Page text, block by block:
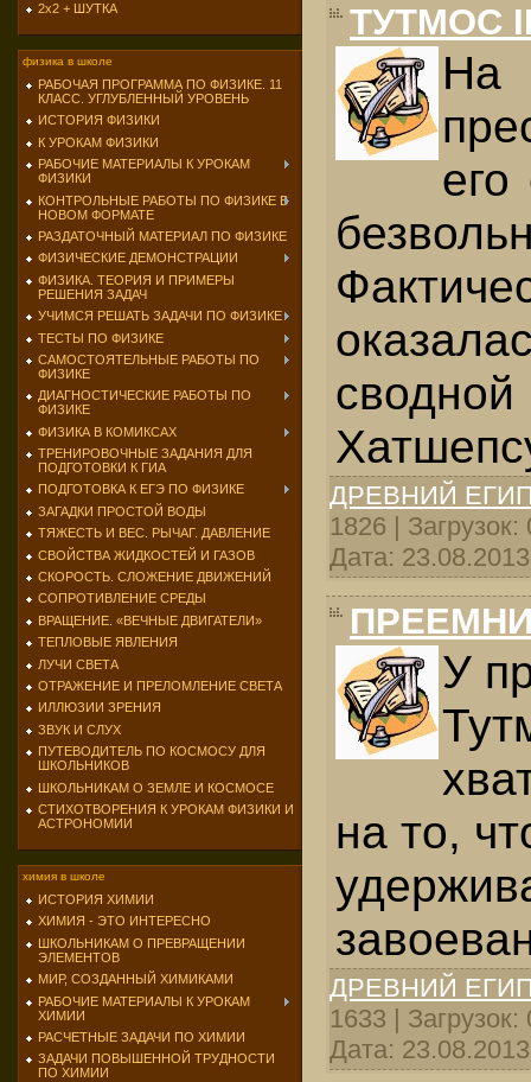
2х2 + ШУТКА
физика в школе
РАБОЧАЯ ПРОГРАММА ПО ФИЗИКЕ. 11
КЛАСС. УГЛУБЛЕННЫЙ УРОВЕНЬ
ИСТОРИЯ ФИЗИКИ
К УРОКАМ ФИЗИКИ
РАБОЧИЕ МАТЕРИАЛЫ К УРОКАМ
ФИЗИКИ
КОНТРОЛЬНЫЕ РАБОТЫ ПО ФИЗИКЕ В
НОВОМ ФОРМАТЕ
РАЗДАТОЧНЫЙ МАТЕРИАЛ ПО ФИЗИКЕ
ФИЗИЧЕСКИЕ ДЕМОНСТРАЦИИ
ФИЗИКА. ТЕОРИЯ И ПРИМЕРЫ
РЕШЕНИЯ ЗАДАЧ
УЧИМСЯ РЕШАТЬ ЗАДАЧИ ПО ФИЗИКЕ
ТЕСТЫ ПО ФИЗИКЕ
САМОСТОЯТЕЛЬНЫЕ РАБОТЫ ПО
ФИЗИКЕ
ДИАГНОСТИЧЕСКИЕ РАБОТЫ ПО
ФИЗИКЕ
ФИЗИКА В КОМИКСАХ
ТРЕНИРОВОЧНЫЕ ЗАДАНИЯ ДЛЯ
ПОДГОТОВКИ К ГИА
ПОДГОТОВКА К ЕГЭ ПО ФИЗИКЕ
ЗАГАДКИ ПРОСТОЙ ВОДЫ
ТЯЖЕСТЬ И ВЕС. РЫЧАГ. ДАВЛЕНИЕ
СВОЙСТВА ЖИДКОСТЕЙ И ГАЗОВ
СКОРОСТЬ. СЛОЖЕНИЕ ДВИЖЕНИЙ
СОПРОТИВЛЕНИЕ СРЕДЫ
ВРАЩЕНИЕ. «ВЕЧНЫЕ ДВИГАТЕЛИ»
ТЕПЛОВЫЕ ЯВЛЕНИЯ
ЛУЧИ СВЕТА
ОТРАЖЕНИЕ И ПРЕЛОМЛЕНИЕ СВЕТА
ИЛЛЮЗИИ ЗРЕНИЯ
ЗВУК И СЛУХ
ПУТЕВОДИТЕЛЬ ПО КОСМОСУ ДЛЯ
ШКОЛЬНИКОВ
ШКОЛЬНИКАМ О ЗЕМЛЕ И КОСМОСЕ
СТИХОТВОРЕНИЯ К УРОКАМ ФИЗИКИ И
АСТРОНОМИИ
химия в школе
ИСТОРИЯ ХИМИИ
ХИМИЯ - ЭТО ИНТЕРЕСНО
ШКОЛЬНИКАМ О ПРЕВРАЩЕНИИ
ЭЛЕМЕНТОВ
МИР, СОЗДАННЫЙ ХИМИКАМИ
РАБОЧИЕ МАТЕРИАЛЫ К УРОКАМ
ХИМИИ
РАСЧЕТНЫЕ ЗАДАЧИ ПО ХИМИИ
ЗАДАЧИ ПОВЫШЕННОЙ ТРУДНОСТИ
ПО ХИМИИ
ТУТМОС
ДРЕВНИЙ
1826 |
Дата: 23.08.2013
У
на то,
ДРЕВНИЙ
1633 |
Дата: 23.08.2013